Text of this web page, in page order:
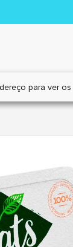
para ver os